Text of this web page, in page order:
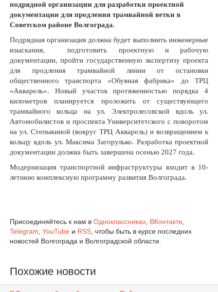
подрядной организации для разработки проектной
документации для продления трамвайной ветки в
Советском районе Волгограда.
Подрядная организация должна будет выполнить инженерные
изыскания, подготовить проектную и рабочую
документации, пройти государственную экспертизу проекта
для продления трамвайной линии от остановки
общественного транспорта «Обувная фабрика» до ТРЦ
«Акварель». Новый участок протяженностью порядка 4
километров планируется проложить от существующего
трамвайного кольца на ул. Электролесовской вдоль ул.
Автомобилистов и проспекта Университетского с поворотом
на ул. Степыкиной (вокруг ТРЦ Акварель) и возвращением к
кольцу вдоль ул. Максима Загорулько. Разработка проектной
документации должна быть завершена осенью 2027 года.
Модернизация транспортной инфраструктуры входит в 10-
летнюю комплексную программу развития Волгограда.
Присоединяйтесь к нам в Одноклассниках ВКонтакте
Telegram YouTube и RSS , чтобы быть в курсе последних
новостей Волгограда и Волгоградской области.
Похожие новости